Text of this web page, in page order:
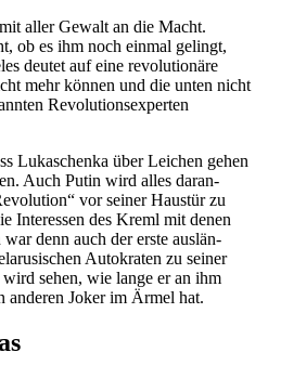
aller Gewalt an die Macht.
ob es ihm noch einmal gelingt,
deutet auf eine revolu­tionäre
mehr können und die unten nicht
Revolu­ti­ons­experten
Lukaschenka über Leichen gehen
Auch Putin wird alles daran­
vor seiner Haustür zu
Inter­essen des Kreml mit denen
denn auch der erste auslän­
Autokraten zu seiner
sehen, wie lange er an ihm
anderen Joker im Ärmel hat.